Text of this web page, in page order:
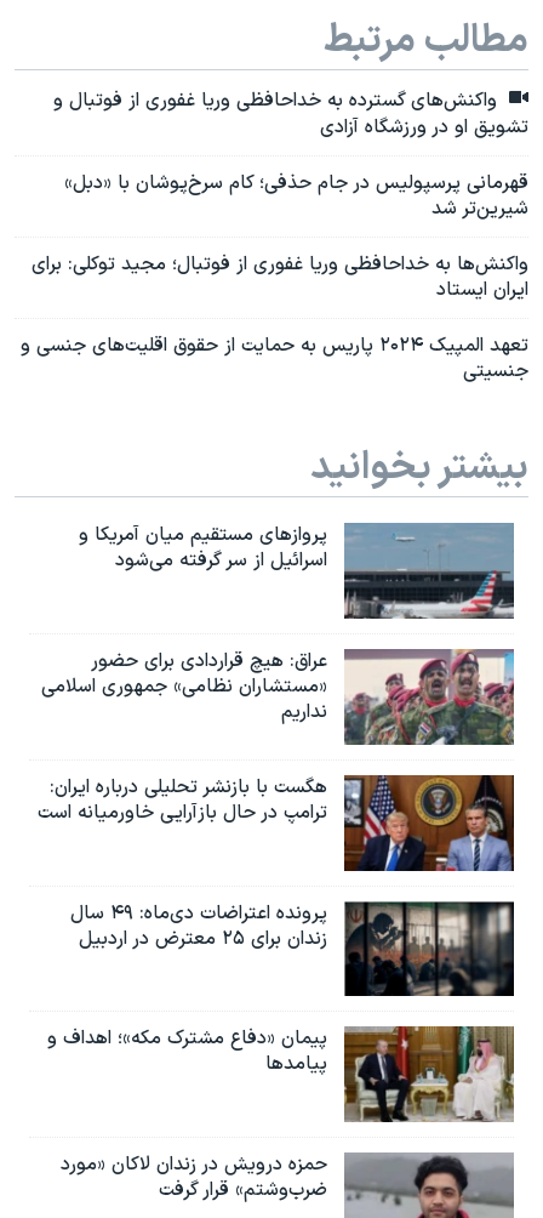
مطالب مرتبط
واکنش‌های گسترده به خداحافظی وریا غفوری از فوتبال و
تشویق او در ورزشگاه آزادی
قهرمانی پرسپولیس در جام حذفی؛ کام سرخ‌‌پوشان با «دبل»
شیرین‌تر شد
واکنش‌ها به خداحافظی وریا غفوری از فوتبال؛ مجید توکلی: برای
ایران ایستاد
تعهد المپیک ۲۰۲۴ پاریس به حمایت از حقوق اقلیت‌های جنسی و
جنسیتی
بیشتر بخوانید
پروازهای مستقیم میان آمریکا و
اسرائیل از سر گرفته می‌شود
عراق: هیچ قراردادی برای حضور
«مستشاران نظامی» جمهوری اسلامی
نداریم
هگست با بازنشر تحلیلی درباره ایران:
ترامپ در حال بازآرایی خاورمیانه است
پرونده اعتراضات دی‌ماه: ۴۹ سال
زندان برای ۲۵ معترض در اردبیل
پیمان «دفاع مشترک مکه»؛ اهداف و
پیامدها
حمزه درویش در زندان لاکان «مورد
ضرب‌وشتم» قرار گرفت